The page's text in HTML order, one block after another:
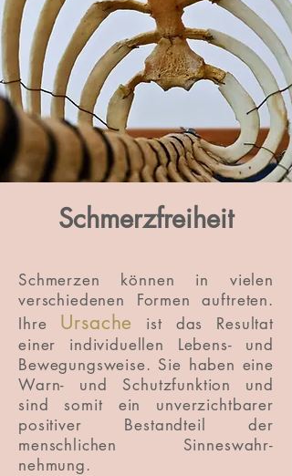
Schmerzfreiheit
Schmerzen können in vielen
verschiedenen Formen auftreten.
Ihre Ursache
ist das Resultat
einer individuellen Lebens- und
Bewegungsweise. Sie haben eine
Warn- und Schutzfunktion und
sind somit ein unverzichtbarer
positiver Bestandteil der
menschlichen Sinneswahr-
nehmung.